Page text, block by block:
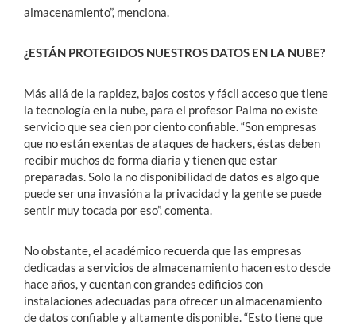
almacenamiento”, menciona.
¿ESTÁN PROTEGIDOS NUESTROS DATOS EN LA NUBE?
Más allá de la rapidez, bajos costos y fácil acceso que tiene
la tecnología en la nube, para el profesor Palma no existe
servicio que sea cien por ciento confiable. “Son empresas
que no están exentas de ataques de hackers, éstas deben
recibir muchos de forma diaria y tienen que estar
preparadas. Solo la no disponibilidad de datos es algo que
puede ser una invasión a la privacidad y la gente se puede
sentir muy tocada por eso”, comenta.
No obstante, el académico recuerda que las empresas
dedicadas a servicios de almacenamiento hacen esto desde
hace años, y cuentan con grandes edificios con
instalaciones adecuadas para ofrecer un almacenamiento
de datos confiable y altamente disponible. “Esto tiene que